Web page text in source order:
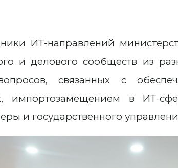
ИТ-направлений
и делового сообществ из
связанных с
импортозамещением в ИТ-
и государственного